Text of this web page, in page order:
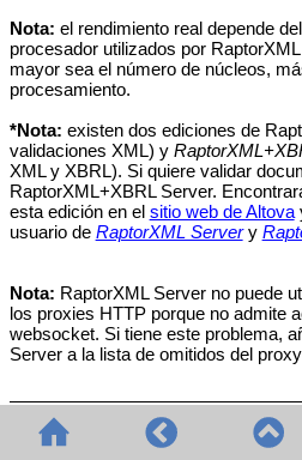
Nota: el rendimiento real depende
procesador utilizados por
mayor sea el número de núcleos,
procesamiento.
*Nota: existen dos ediciones de
validaciones XML) y
XML y XBRL). Si quiere validar
RaptorXML+XBRL Server.
esta edición en el sitio web de Altova
usuario de RaptorXML Servery
Nota: RaptorXML Server no puede
los proxies HTTP porque no admite
websocket. Si tiene este problema,
Server a la lista de omitidos del